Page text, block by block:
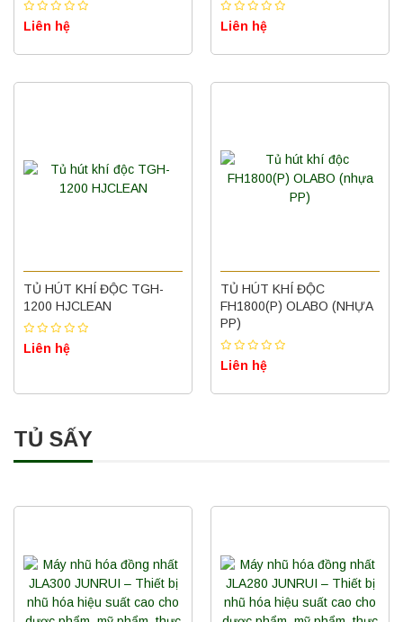
Liên hệ Liên hệ
TỦ HÚT KHÍ ĐỘC TGH-
1200 HJCLEAN
Liên hệ
TỦ HÚT KHÍ ĐỘC
FH1800(P) OLABO (NHỰA
PP)
Liên hệ
TỦ SẤY